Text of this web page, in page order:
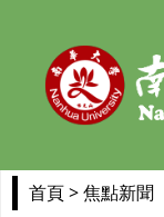
首頁 > 焦點新聞